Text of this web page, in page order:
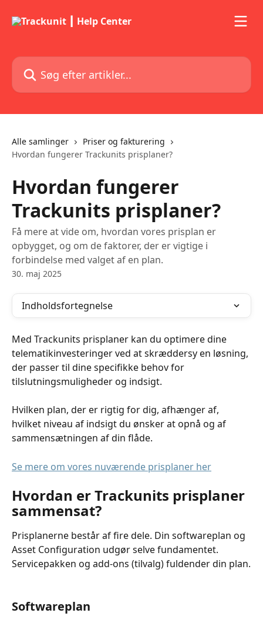
Søg efter artikler...
Alle samlinger
Priser og fakturering
Hvordan fungerer Trackunits prisplaner?
Hvordan fungerer
Trackunits prisplaner?
Få mere at vide om, hvordan vores prisplan er
opbygget, og om de faktorer, der er vigtige i
forbindelse med valget af en plan.
30. maj 2025
Indholdsfortegnelse
Med Trackunits prisplaner kan du optimere dine
telematikinvesteringer ved at skræddersy en løsning,
der passer til dine specifikke behov for
tilslutningsmuligheder og indsigt.
Hvilken plan, der er rigtig for dig, afhænger af,
hvilket niveau af indsigt du ønsker at opnå og af
sammensætningen af din flåde.
Se mere om vores nuværende prisplaner her
Hvordan er Trackunits prisplaner
sammensat?
Prisplanerne består af fire dele. Din softwareplan og
Asset Configuration udgør selve fundamentet.
Servicepakken og add-ons (tilvalg) fuldender din plan.
Softwareplan